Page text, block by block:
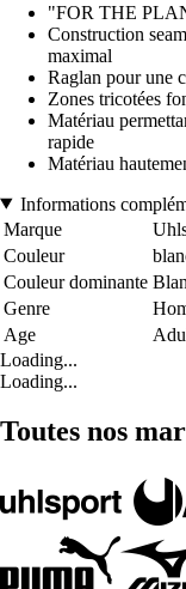
"FOR THE
Construction
maximal
Raglan pour une
Zones tricotées
Matériau
rapide
Matériau
Informations
Marque
Couleur
Couleur dominante
Genre
Age
Loading...
Loading...
Toutes nos